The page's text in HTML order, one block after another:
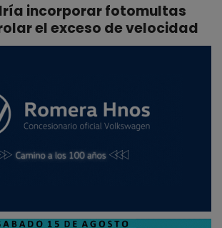
incorporar fotomultas
el exceso de velocidad